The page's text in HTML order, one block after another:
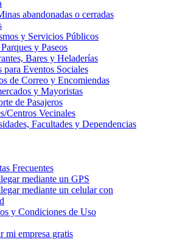
abandonadas o cerradas
y Servicios Públicos
y Paseos
Bares y Heladerías
para Eventos Sociales
de Correo y Encomiendas
y Mayoristas
de Pasajeros
Centros Vecinales
Facultades y Dependencias
Frecuentes
mediante un GPS
mediante un celular con
y Condiciones de Uso
mi empresa gratis